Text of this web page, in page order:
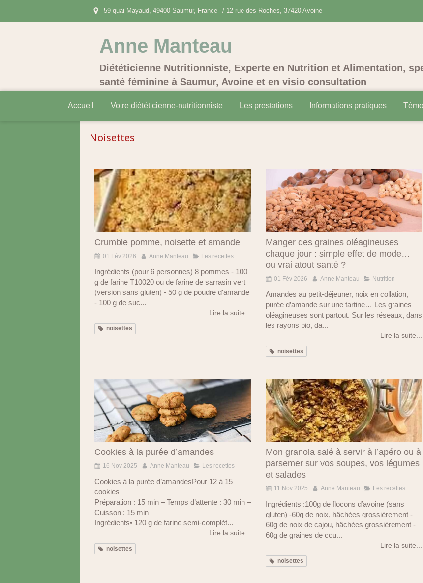
59 quai Mayaud, 49400 Saumur, France / 12 rue des Roches, 37420 Avoine
Anne Manteau
Diététicienne Nutritionniste, Experte en Nutrition et Alimentation,
santé féminine à Saumur, Avoine et en visio consultation
Accueil Votre diététicienne-nutritionniste Les prestations Informations pratiques
Noisettes
Crumble pomme, noisette et amande
01 Fév 2026 Anne Manteau Les recettes
Ingrédients (pour 6 personnes) 8 pommes - 100
g de farine T10020 ou de farine de sarrasin vert
(version sans gluten) - 50 g de poudre d'amande
- 100 g de suc...
Lire la suite...
noisettes
Manger des graines oléagineuses
chaque jour : simple effet de mode…
ou vrai atout santé ?
01 Fév 2026 Anne Manteau Nutrition
Amandes au petit-déjeuner, noix en collation,
purée d’amande sur une tartine… Les graines
oléagineuses sont partout. Sur les réseaux, dans
les rayons bio, da...
Lire la suite...
noisettes
Cookies à la purée d’amandes
16 Nov 2025 Anne Manteau Les recettes
Cookies à la purée d’amandesPour 12 à 15
cookies
Préparation : 15 min – Temps d’attente : 30 min –
Cuisson : 15 min
Ingrédients• 120 g de farine semi-complèt...
Lire la suite...
noisettes
Mon granola salé à servir à l’apéro ou à
parsemer sur vos soupes, vos légumes
et salades
11 Nov 2025 Anne Manteau Les recettes
Ingrédients :100g de flocons d’avoine (sans
gluten) -60g de noix, hâchées grossièrement -
60g de noix de cajou, hâchées grossièrement -
60g de graines de cou...
Lire la suite...
noisettes